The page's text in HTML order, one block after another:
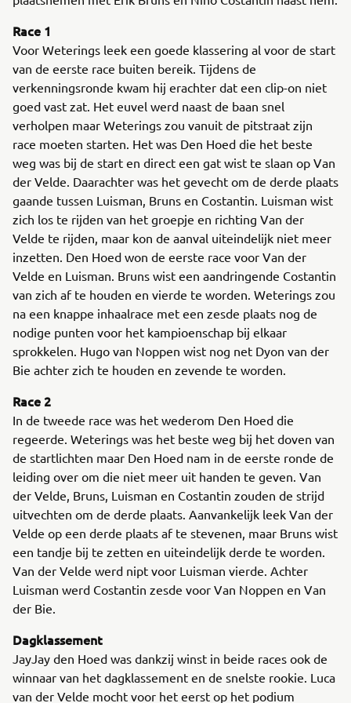
Race 1
Voor Weterings leek een goede klassering al voor de start
van de eerste race buiten bereik. Tijdens de
verkenningsronde kwam hij erachter dat een clip-on niet
goed vast zat. Het euvel werd naast de baan snel
verholpen maar Weterings zou vanuit de pitstraat zijn
race moeten starten. Het was Den Hoed die het beste
weg was bij de start en direct een gat wist te slaan op Van
der Velde. Daarachter was het gevecht om de derde plaats
gaande tussen Luisman, Bruns en Costantin. Luisman wist
zich los te rijden van het groepje en richting Van der
Velde te rijden, maar kon de aanval uiteindelijk niet meer
inzetten. Den Hoed won de eerste race voor Van der
Velde en Luisman. Bruns wist een aandringende Costantin
van zich af te houden en vierde te worden. Weterings zou
na een knappe inhaalrace met een zesde plaats nog de
nodige punten voor het kampioenschap bij elkaar
sprokkelen. Hugo van Noppen wist nog net Dyon van der
Bie achter zich te houden en zevende te worden.
Race 2
In de tweede race was het wederom Den Hoed die
regeerde. Weterings was het beste weg bij het doven van
de startlichten maar Den Hoed nam in de eerste ronde de
leiding over om die niet meer uit handen te geven. Van
der Velde, Bruns, Luisman en Costantin zouden de strijd
uitvechten om de derde plaats. Aanvankelijk leek Van der
Velde op een derde plaats af te stevenen, maar Bruns wist
een tandje bij te zetten en uiteindelijk derde te worden.
Van der Velde werd nipt voor Luisman vierde. Achter
Luisman werd Costantin zesde voor Van Noppen en Van
der Bie.
Dagklassement
JayJay den Hoed was dankzij winst in beide races ook de
winnaar van het dagklassement en de snelste rookie. Luca
van der Velde mocht voor het eerst op het podium